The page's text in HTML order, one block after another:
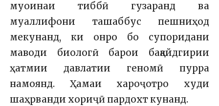
муоинаи тиббӣ гузаранд ва
муаллифони ташаббус пешниҳод
мекунанд, ки онро бо супоридани
маводи биологӣ барои бақайдгирии
ҳатмии давлатии геномӣ пурра
намоянд. Ҳамаи хароҷотро худи
шаҳрванди хориҷӣ пардохт кунанд.